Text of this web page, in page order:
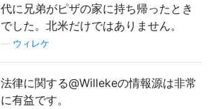
代に兄弟がピザの家に持ち帰ったとき
でした。北米だけではありません。
ウィレケ
法律に関する@Willekeの情報源は非常
に有益です。